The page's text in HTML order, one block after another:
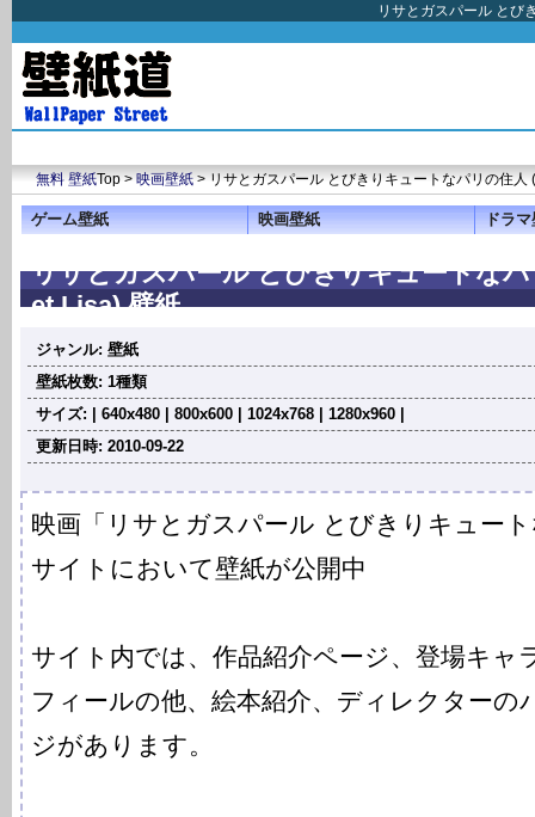
リサとガスパール とび
無料 壁紙Top >映画壁紙> リサとガスパール とびきりキュートなパリの住人
ゲーム壁紙 映画壁紙 ドラ
リサとガスパール とびきりキュートな
et Lisa) 壁紙
ジャンル: 壁紙
壁紙枚数: 1種類
サイズ: | 640x480 | 800x600 | 1024x768 | 1280x960 |
更新日時: 2010-09-22
映画「リサとガスパール とびきりキュー
サイトにおいて壁紙が公開中
サイト内では、作品紹介ページ、登場キャ
フィールの他、絵本紹介、ディレクターの
ジがあります。